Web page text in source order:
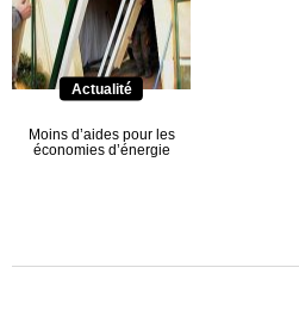
Actualité
Moins d’aides pour les
économies d’énergie